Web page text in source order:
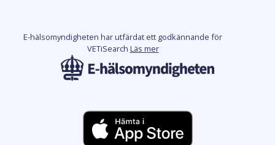
E-hälsomyndigheten har utfärdat ett godkännande för
VETiSearch Läs mer